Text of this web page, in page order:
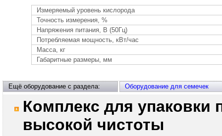
Измеряемый уровень кислорода
Точность измерения, %
Напряжения питания, В (50Гц)
Потребляемая мощность, кВт/час
Масса, кг
Габаритные размеры, мм
Ещё оборудование с раздела: Оборудование для семечек
Комплекс для упаковки
высокой чистоты